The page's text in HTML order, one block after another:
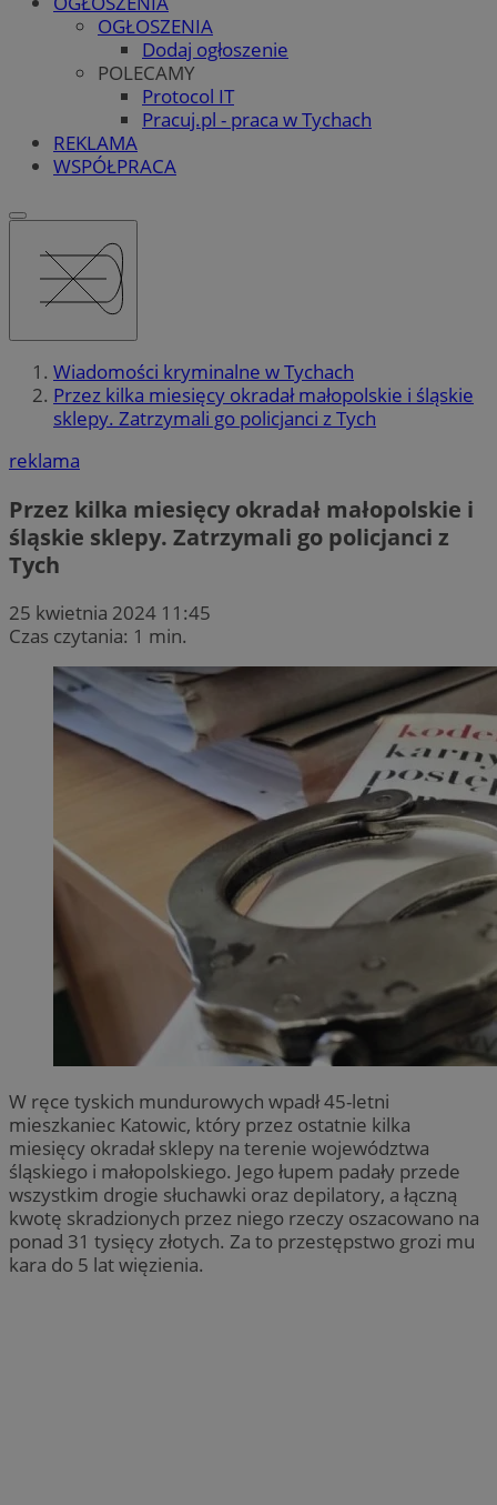
OGŁOSZENIA
Dodaj ogłoszenie
POLECAMY
Protocol IT
Pracuj.pl - praca w Tychach
REKLAMA
WSPÓŁPRACA
Wiadomości kryminalne w Tychach
Przez kilka miesięcy okradał małopolskie i śląskie
sklepy. Zatrzymali go policjanci z Tych
reklama
Przez kilka miesięcy okradał małopolskie i
śląskie sklepy. Zatrzymali go policjanci z
Tych
25 kwietnia 2024 11:45
Czas czytania: 1 min.
W ręce tyskich mundurowych wpadł 45-letni
mieszkaniec Katowic, który przez ostatnie kilka
miesięcy okradał sklepy na terenie województwa
śląskiego i małopolskiego. Jego łupem padały przede
wszystkim drogie słuchawki oraz depilatory, a łączną
kwotę skradzionych przez niego rzeczy oszacowano na
ponad 31 tysięcy złotych. Za to przestępstwo grozi mu
kara do 5 lat więzienia.